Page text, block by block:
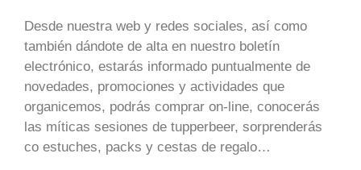
Desde nuestra web y redes sociales, así como
también dándote de alta en nuestro boletín
electrónico, estarás informado puntualmente de
novedades, promociones y actividades que
organicemos, podrás comprar on-line, conocerás
las míticas sesiones de tupperbeer, sorprenderás
co estuches, packs y cestas de regalo…